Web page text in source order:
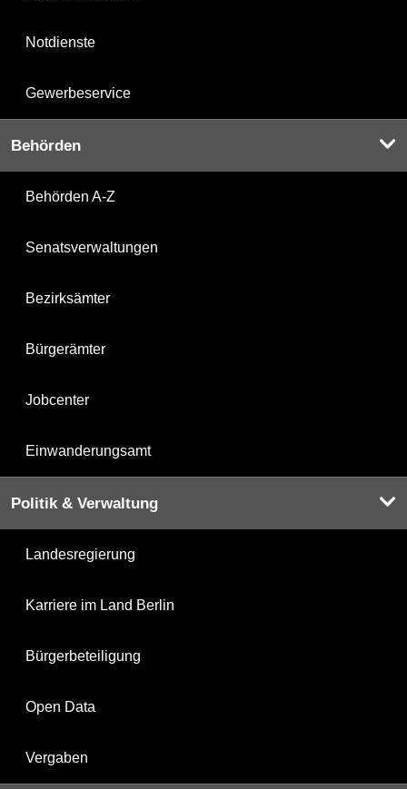
Notdienste
Gewerbeservice
Behörden
Behörden A-Z
Senatsverwaltungen
Bezirksämter
Bürgerämter
Jobcenter
Einwanderungsamt
Politik & Verwaltung
Landesregierung
Karriere im Land Berlin
Bürgerbeteiligung
Open Data
Vergaben